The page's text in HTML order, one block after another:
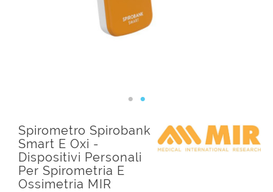
Spirometro Spirobank
Smart E Oxi -
Dispositivi Personali
Per Spirometria E
Ossimetria MIR